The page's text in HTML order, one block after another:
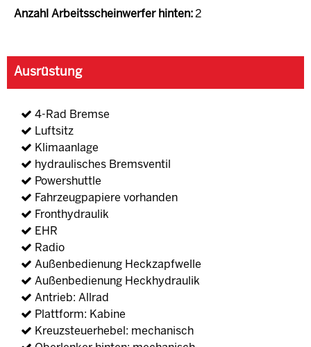
Anzahl Arbeitsscheinwerfer hinten: 2
Ausrüstung
4-Rad Bremse
Luftsitz
Klimaanlage
hydraulisches Bremsventil
Powershuttle
Fahrzeugpapiere vorhanden
Fronthydraulik
EHR
Radio
Außenbedienung Heckzapfwelle
Außenbedienung Heckhydraulik
Antrieb: Allrad
Plattform: Kabine
Kreuzsteuerhebel: mechanisch